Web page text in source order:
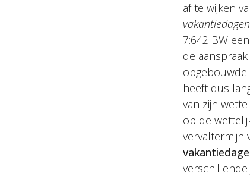
af te wijken
7:642 BW
de
opgebouwde
heeft dus
van zijn
op de
vervaltermijn
verschillende